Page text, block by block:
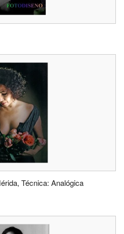
Técnica: Analógica